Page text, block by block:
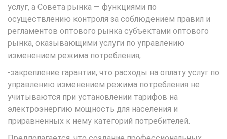
услуг, а Совета рынка — функциями по
осуществлению контроля за соблюдением правил и
регламентов оптового рынка субъектами оптового
рынка, оказывающими услуги по управлению
изменением режима потребления;
-закрепление гарантии, что расходы на оплату услуг по
управлению изменением режима потребления не
учитываются при установлении тарифов на
электроэнергию мощность для населения и
приравненных к нему категорий потребителей.